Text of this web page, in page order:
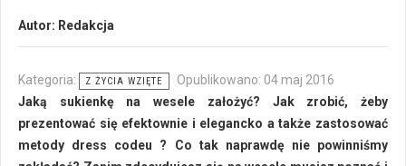
Autor: Redakcja
Kategoria: Z ŻYCIA WZIĘTE
Opublikowano: 04 maj 2016
Jaką sukienkę na wesele założyć? Jak zrobić, żeby
prezentować się efektownie i elegancko a także zastosować
metody dress codeu ? Co tak naprawdę nie powinniśmy